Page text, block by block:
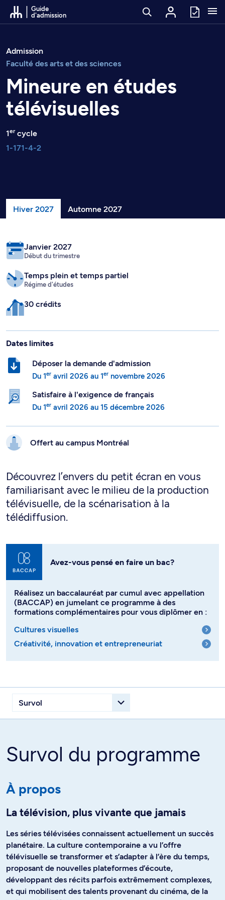
Passer au contenu
Guide
d'admission
Admission
Faculté des arts et des sciences
Mineure en études
télévisuelles
1ercycle
1-171-4-2
Hiver 2027 Automne 2027
Janvier 2027
Début du trimestre
Temps plein et temps partiel
Régime d'études
30 crédits
Dates limites
Déposer la demande d'admission
Du 1er avril 2026 au 1er novembre 2026
Satisfaire à l'exigence de français
Du 1er avril 2026 au 15 décembre 2026
Offert au campus Montréal
Découvrez l’envers du petit écran en vous
familiarisant avec le milieu de la production
télévisuelle, de la scénarisation à la
télédiffusion.
Avez-vous pensé en faire un bac?
Réalisez un baccalauréat par cumul avec appellation
(BACCAP) en jumelant ce programme à des
formations complémentaires pour vous diplômer en :
Cultures visuelles
Créativité, innovation et entrepreneuriat
Survol du programme
À propos
La télévision, plus vivante que jamais
Les séries télévisées connaissent actuellement un succès
planétaire. La culture contemporaine a vu l’offre
télévisuelle se transformer et s’adapter à l’ère du temps,
proposant de nouvelles plateformes d’écoute,
développant des récits parfois extrêmement complexes,
et qui mobilisent des talents provenant du cinéma, de la